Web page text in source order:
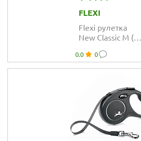
FLEXI
Flexi рулетка
New Classic M (до
чёрная
0.0 0